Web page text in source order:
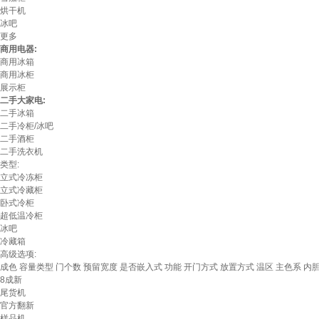
烘干机
冰吧
更多
商用电器:
商用冰箱
商用冰柜
展示柜
二手大家电:
二手冰箱
二手冷柜/冰吧
二手酒柜
二手洗衣机
类型:
立式冷冻柜
立式冷藏柜
卧式冷柜
超低温冷柜
冰吧
冷藏箱
高级选项:
成色 容量类型 门个数 预留宽度 是否嵌入式 功能 开门方式 放置方式 温区 主色系 内
8成新
尾货机
官方翻新